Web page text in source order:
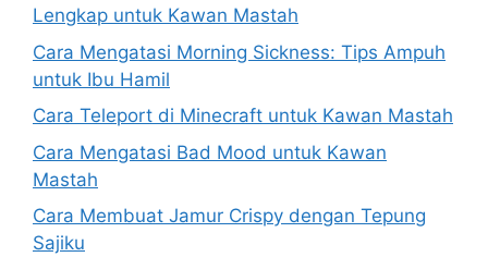
Lengkap untuk Kawan Mastah
Cara Mengatasi Morning Sickness: Tips Ampuh
untuk Ibu Hamil
Cara Teleport di Minecraft untuk Kawan Mastah
Cara Mengatasi Bad Mood untuk Kawan
Mastah
Cara Membuat Jamur Crispy dengan Tepung
Sajiku